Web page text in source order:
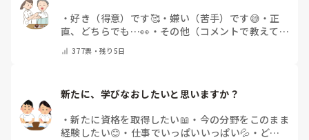
・好き（得意）です🥰・嫌い（苦手）です😅 ・ 正
直、どちらでも…👀 ・ その他（コメントで教えてく
377票・残り5日
新たに、学びなおしたいと思いますか？
・新たに資格を取得したい📖 ・ 今の分野をこのまま
経験したい😊 ・ 仕事でいっぱいいっぱい💦 ・ どん